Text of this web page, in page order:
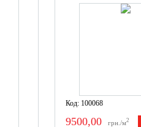
Код: 100068
9500,00 грн./м2